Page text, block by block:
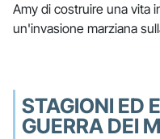
Amy di costruire una vita
un'invasione marziana
STAGIONI ED
GUERRA DEI